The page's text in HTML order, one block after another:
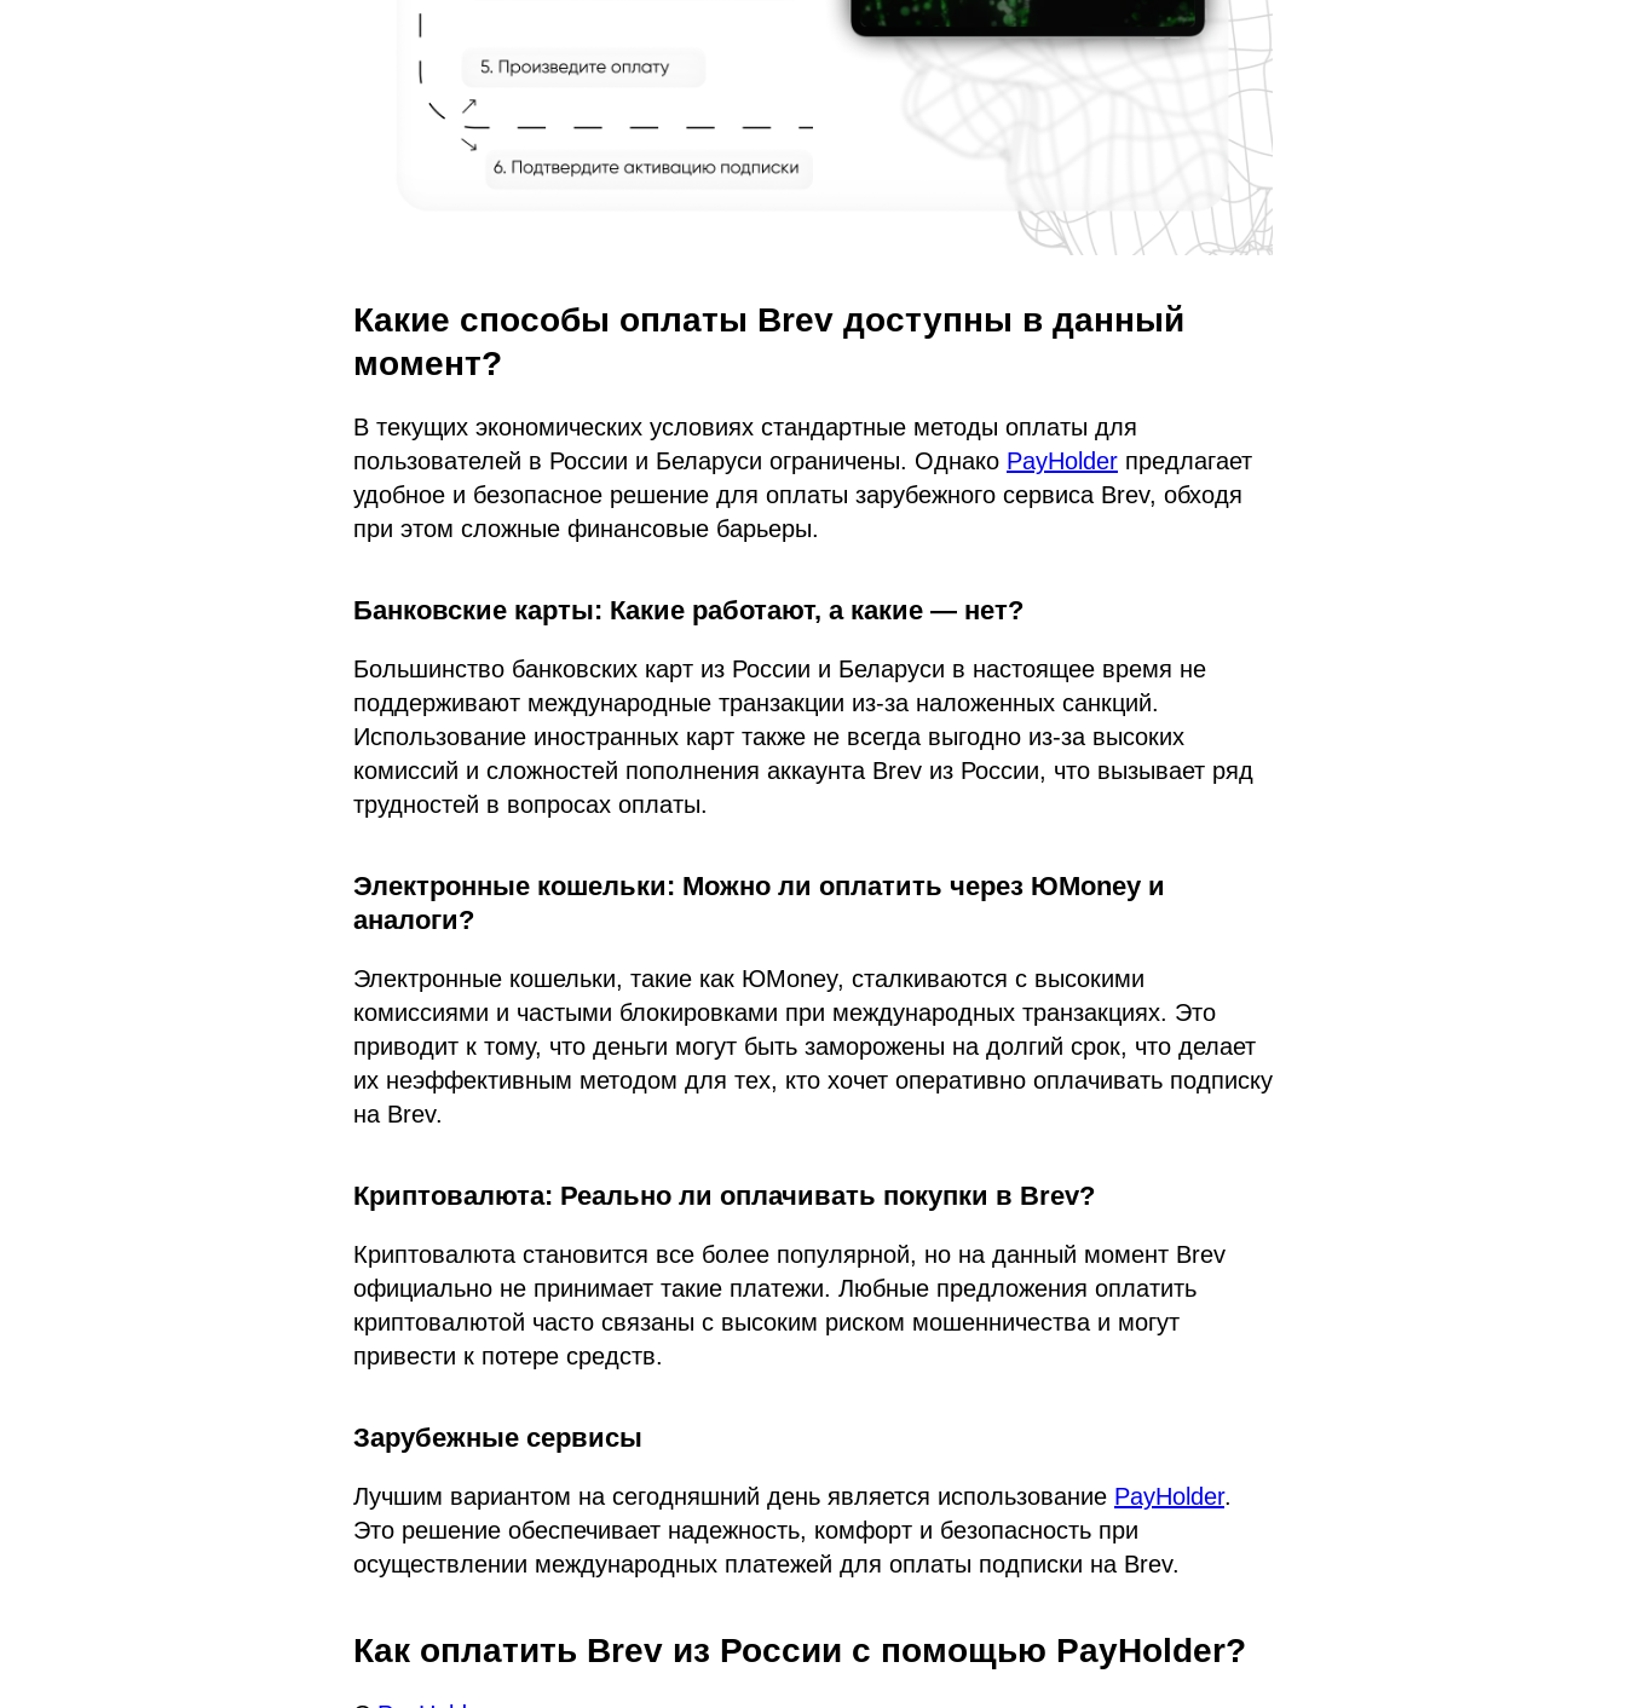
Какие способы оплаты Brev доступны в данный
момент?
В текущих экономических условиях стандартные методы оплаты для
пользователей в России и Беларуси ограничены. Однако PayHolder предлагает
удобное и безопасное решение для оплаты зарубежного сервиса Brev, обходя
при этом сложные финансовые барьеры.
Банковские карты: Какие работают, а какие — нет?
Большинство банковских карт из России и Беларуси в настоящее время не
поддерживают международные транзакции из-за наложенных санкций.
Использование иностранных карт также не всегда выгодно из-за высоких
комиссий и сложностей пополнения аккаунта Brev из России, что вызывает ряд
трудностей в вопросах оплаты.
Электронные кошельки: Можно ли оплатить через ЮMoney и
аналоги?
Электронные кошельки, такие как ЮMoney, сталкиваются с высокими
комиссиями и частыми блокировками при международных транзакциях. Это
приводит к тому, что деньги могут быть заморожены на долгий срок, что делает
их неэффективным методом для тех, кто хочет оперативно оплачивать подписку
на Brev.
Криптовалюта: Реально ли оплачивать покупки в Brev?
Криптовалюта становится все более популярной, но на данный момент Brev
официально не принимает такие платежи. Любные предложения оплатить
криптовалютой часто связаны с высоким риском мошенничества и могут
привести к потере средств.
Зарубежные сервисы
Лучшим вариантом на сегодняшний день является использование PayHolder.
Это решение обеспечивает надежность, комфорт и безопасность при
осуществлении международных платежей для оплаты подписки на Brev.
Как оплатить Brev из России с помощью PayHolder?